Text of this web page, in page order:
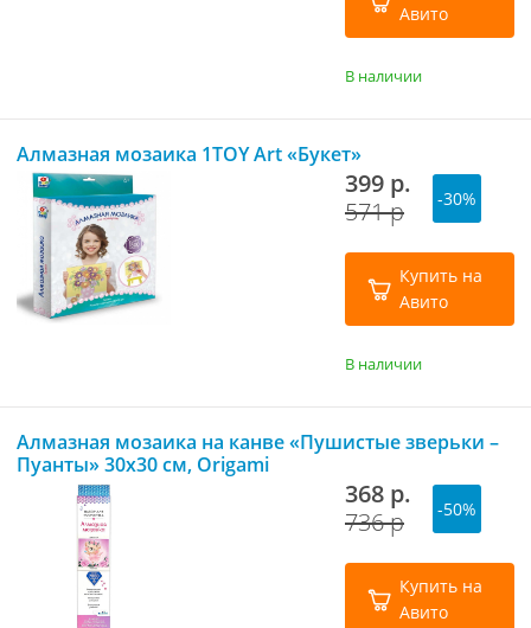
Авито
В наличии
Алмазная мозаика 1TOY Art «Букет»
399 р.
571 р
-30%
Купить на
Авито
В наличии
Алмазная мозаика на канве «Пушистые зверьки –
Пуанты» 30х30 см, Origami
368 р.
736 р
-50%
Купить на
Авито